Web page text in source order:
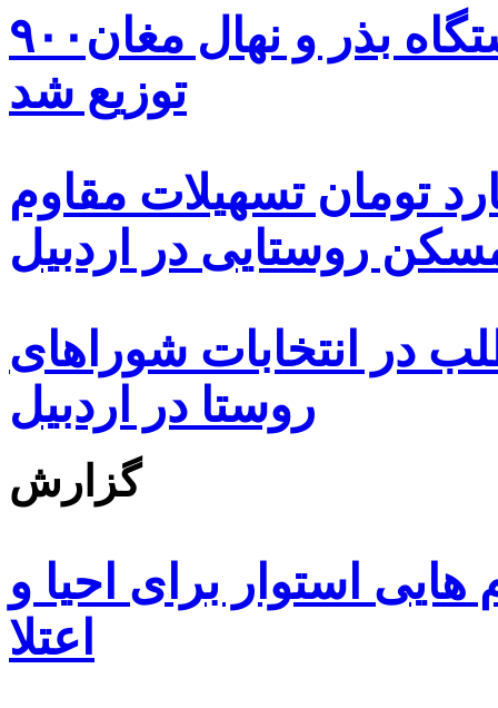
۹۰۰هزار اصله نهال توسط ایستگاه بذر و نهال مغان
توزیع شد
هزار و ۴۸۰ میلیارد تومان تسهیلات مقاوم
روستایی در اردبیل
از ۵۰۰۰ داوطلب در انتخابات شوراهای
روستا در اردبیل
گزارش
استوار برای احیا و
اعتلا